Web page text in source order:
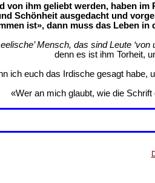
von ihm geliebt werden, haben
Schönheit ausgedacht und
ist», dann muss das Leben
Mensch, das sind Leute
denn es ist ihm Torheit,
ich euch das Irdische gesagt habe,
«Wer an mich glaubt, wie die